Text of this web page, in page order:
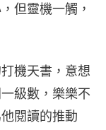
但靈機一觸，
機天書，意想
級數，樂樂不
閱讀的推動